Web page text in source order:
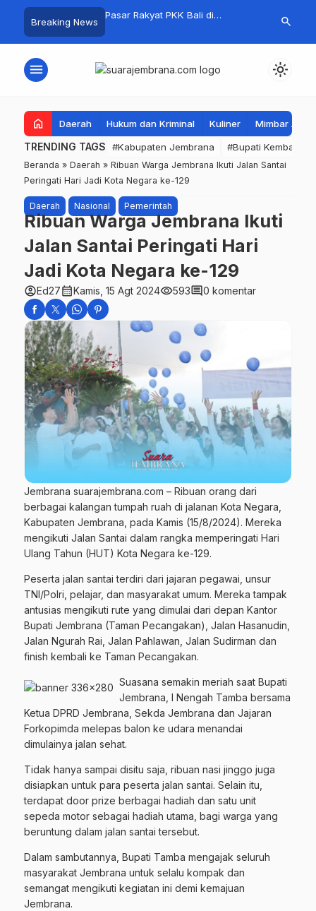
Breaking News
1 Resmi Digelar
Pasar Rakyat PKK Bali di
Tembus Rp.672 Juta Sehari
Kelola
Apresiasi
Mandala
search
menu light_mode
home Daerah Hukum dan Kriminal Kuliner Mimbar
TRENDING TAGS #Kabupaten Jembrana #Bupati Kembang
Beranda » Daerah » Ribuan Warga Jembrana Ikuti Jalan Santai
Peringati Hari Jadi Kota Negara ke-129
Daerah Nasional Pemerintah
Ribuan Warga Jembrana Ikuti
Jalan Santai Peringati Hari
Jadi Kota Negara ke-129
account_circleEd27calendar_monthKamis, 15 Agt 2024visibility593comment0 komentar
Jembrana suarajembrana.com – Ribuan orang dari
berbagai kalangan tumpah ruah di jalanan Kota Negara,
Kabupaten Jembrana, pada Kamis (15/8/2024). Mereka
mengikuti Jalan Santai dalam rangka memperingati Hari
Ulang Tahun (HUT) Kota Negara ke-129.
Peserta jalan santai terdiri dari jajaran pegawai, unsur
TNI/Polri, pelajar, dan masyarakat umum. Mereka tampak
antusias mengikuti rute yang dimulai dari depan Kantor
Bupati Jembrana (Taman Pecangakan), Jalan Hasanudin,
Jalan Ngurah Rai, Jalan Pahlawan, Jalan Sudirman dan
finish kembali ke Taman Pecangakan.
Suasana semakin meriah saat Bupati
Jembrana, I Nengah Tamba bersama
Ketua DPRD Jembrana, Sekda Jembrana dan Jajaran
Forkopimda melepas balon ke udara menandai
dimulainya jalan sehat.
Tidak hanya sampai disitu saja, ribuan nasi jinggo juga
disiapkan untuk para peserta jalan santai. Selain itu,
terdapat door prize berbagai hadiah dan satu unit
sepeda motor sebagai hadiah utama, bagi warga yang
beruntung dalam jalan santai tersebut.
Dalam sambutannya, Bupati Tamba mengajak seluruh
masyarakat Jembrana untuk selalu kompak dan
semangat mengikuti kegiatan ini demi kemajuan
Jembrana.